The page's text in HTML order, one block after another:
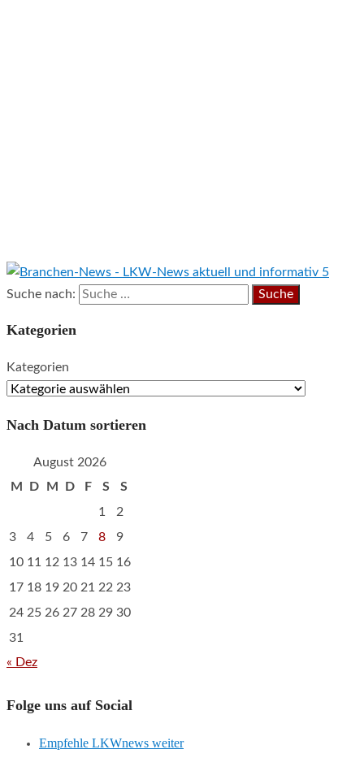
Suche nach:
Kategorien
Kategorien
Nach Datum sortieren
August 2026
M
D M D F S
S
1
2
3
4 5 6 7 8
9
10 11 12 13 14 15 16
17 18 19 20 21 22 23
24 25 26 27 28 29 30
31
« Dez
Folge uns auf Social
Empfehle LKWnews weiter